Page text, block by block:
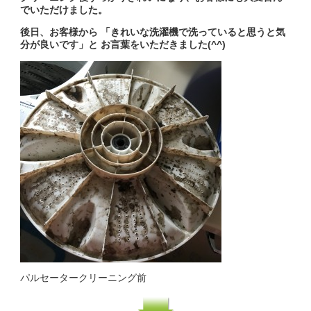
でいただけました。
後日、お客様から 「きれいな洗濯機で洗っていると思うと気
分が良いです」と お言葉をいただきました(^^)
パルセータークリーニング前